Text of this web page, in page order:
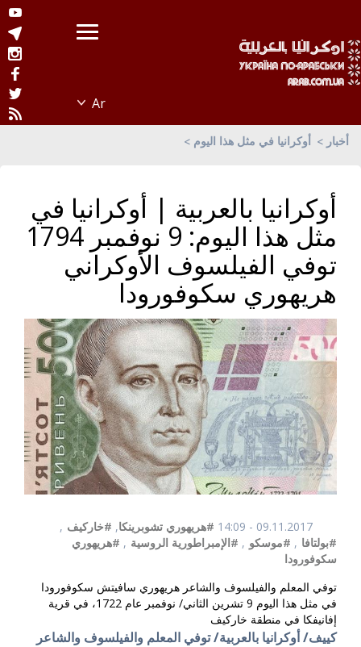
أخبار أوكرانيا في مثل هذا اليوم
أوكرانيا بالعربية | أوكرانيا في
مثل هذا اليوم: 9 نوفمبر 1794
توفي الفيلسوف الأوكراني
هريهوري سكوفورودا
09.11.2017 - 14:09 #هريهوري تشوبرينكا, #خاركيف ,
#بولتافا , #موسكو , #الإمبراطورية الروسية , #هريهوري
سكوفورودا
توفي المعلم والفيلسوف والشاعر هريهوري سافيتش سكوفورودا
في مثل هذا اليوم 9 تشرين الثاني/ نوفمبر عام 1722، في قرية
إفانيفكا في منطقة خاركيف
كييف/ أوكرانيا بالعربية/ توفي المعلم والفيلسوف والشاعر